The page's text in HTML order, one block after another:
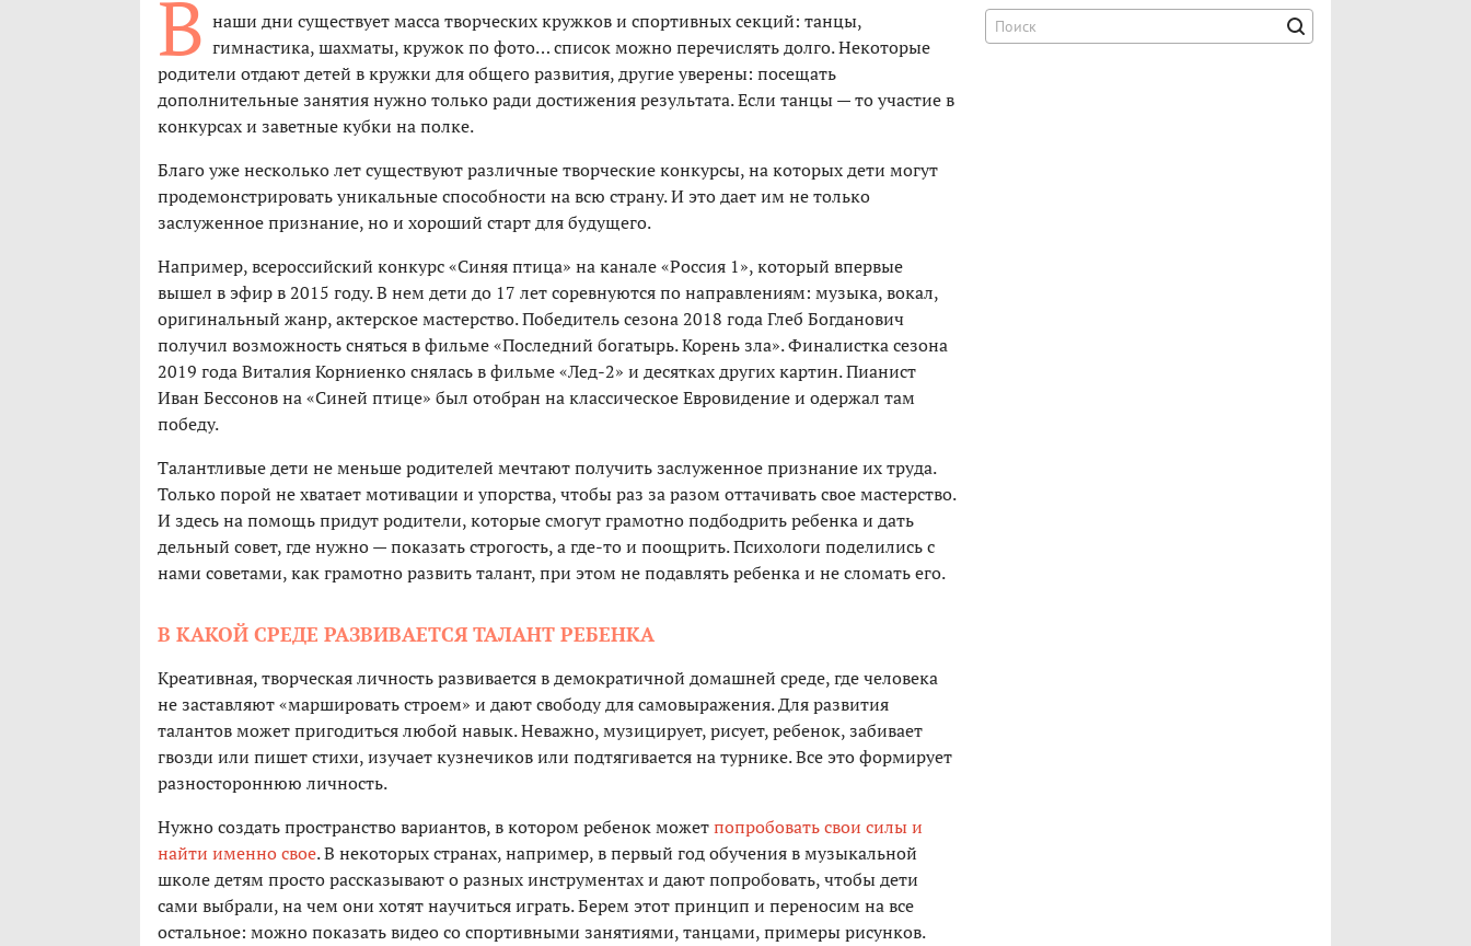
В наши дни существует масса творческих кружков и спортивных секций: танцы,
гимнастика, шахматы, кружок по фото… список можно перечислять долго. Некоторые
родители отдают детей в кружки для общего развития, другие уверены: посещать
дополнительные занятия нужно только ради достижения результата. Если танцы — то участие в
конкурсах и заветные кубки на полке.
Благо уже несколько лет существуют различные творческие конкурсы, на которых дети могут
продемонстрировать уникальные способности на всю страну. И это дает им не только
заслуженное признание, но и хороший старт для будущего.
Например, всероссийский конкурс «Синяя птица» на канале «Россия 1», который впервые
вышел в эфир в 2015 году. В нем дети до 17 лет соревнуются по направлениям: музыка, вокал,
оригинальный жанр, актерское мастерство. Победитель сезона 2018 года Глеб Богданович
получил возможность сняться в фильме «Последний богатырь. Корень зла». Финалистка сезона
2019 года Виталия Корниенко снялась в фильме «Лед-2» и десятках других картин. Пианист
Иван Бессонов на «Синей птице» был отобран на классическое Евровидение и одержал там
победу.
Талантливые дети не меньше родителей мечтают получить заслуженное признание их труда.
Только порой не хватает мотивации и упорства, чтобы раз за разом оттачивать свое мастерство.
И здесь на помощь придут родители, которые смогут грамотно подбодрить ребенка и дать
дельный совет, где нужно — показать строгость, а где-то и поощрить. Психологи поделились с
нами советами, как грамотно развить талант, при этом не подавлять ребенка и не сломать его.
В КАКОЙ СРЕДЕ РАЗВИВАЕТСЯ ТАЛАНТ РЕБЕНКА
Креативная, творческая личность развивается в демократичной домашней среде, где человека
не заставляют «маршировать строем» и дают свободу для самовыражения. Для развития
талантов может пригодиться любой навык. Неважно, музицирует, рисует, ребенок, забивает
гвозди или пишет стихи, изучает кузнечиков или подтягивается на турнике. Все это формирует
разностороннюю личность.
Нужно создать пространство вариантов, в котором ребенок можетпопробовать свои силы и
найти именно свое. В некоторых странах, например, в первый год обучения в музыкальной
школе детям просто рассказывают о разных инструментах и дают попробовать, чтобы дети
сами выбрали, на чем они хотят научиться играть. Берем этот принцип и переносим на все
остальное: можно показать видео со спортивными занятиями, танцами, примеры рисунков.